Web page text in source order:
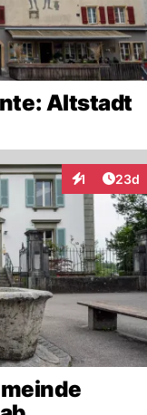
Altstadt
1
Interaktionen
23d